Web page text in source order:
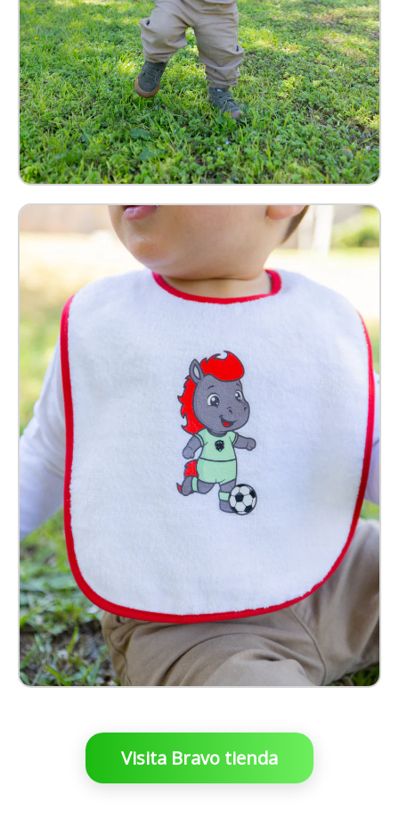
Babero Benny Bebé
$ 99.00 MXN
Visita Bravo tienda